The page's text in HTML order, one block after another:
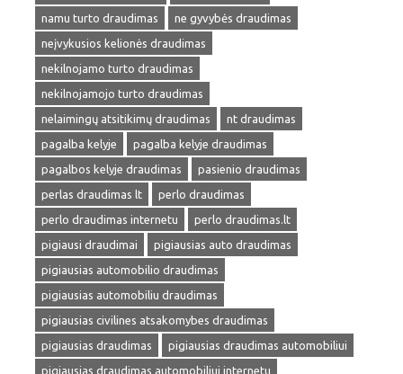
namu turto draudimas
ne gyvybės draudimas
neįvykusios kelionės draudimas
nekilnojamo turto draudimas
nekilnojamojo turto draudimas
nelaimingų atsitikimų draudimas
nt draudimas
pagalba kelyje
pagalba kelyje draudimas
pagalbos kelyje draudimas
pasienio draudimas
perlas draudimas lt
perlo draudimas
perlo draudimas internetu
perlo draudimas.lt
pigiausi draudimai
pigiausias auto draudimas
pigiausias automobilio draudimas
pigiausias automobiliu draudimas
pigiausias civilines atsakomybes draudimas
pigiausias draudimas
pigiausias draudimas automobiliui
pigiausias draudimas automobiliui internetu